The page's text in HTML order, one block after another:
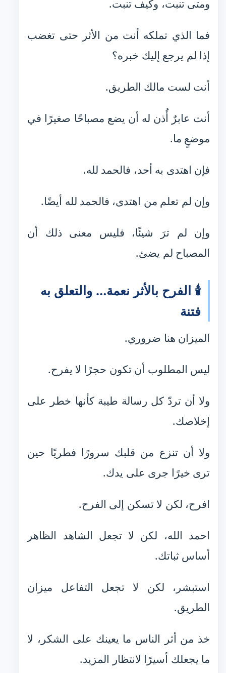
ومتى تنبت، وكيف تنبت.
فما الذي تملكه أنت من الأثر حتى تغضب
إذا لم يرجع إليك خبره؟
أنت لست مالك الطريق.
أنت عابرٌ أُذن له أن يضع مصباحًا صغيرًا في
موضعٍ ما.
فإن اهتدى به أحد، فالحمد لله.
وإن لم تعلم من اهتدى، فالحمد لله أيضًا.
وإن لم ترَ شيئًا، فليس معنى ذلك أن
المصباح لم يضئ.
🕯️ الفرح بالأثر نعمة… والتعلق به
فتنة
الميزان هنا ضروري.
ليس المطلوب أن تكون حجرًا لا يفرح.
ولا أن تردّ كل رسالة طيبة كأنها خطر على
إخلاصك.
ولا أن تنزع من قلبك سرورًا فطريًا حين
ترى خيرًا جرى على يدك.
افرح، لكن لا تسكن إلى الفرح.
احمد الله، لكن لا تجعل الشاهد الظاهر
أساس ثباتك.
استبشر، لكن لا تجعل التفاعل ميزان
الطريق.
خذ من أثر الناس ما يعينك على الشكر، لا
ما يجعلك أسيرًا لانتظار المزيد.